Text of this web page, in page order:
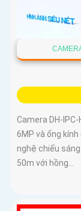
Camera DH-
6MP và ống
nghệ chiếu
50m với hồng...